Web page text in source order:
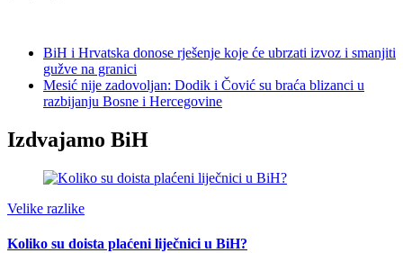
BiH i Hrvatska donose rješenje koje će ubrzati izvoz i smanjiti
gužve na granici
Mesić nije zadovoljan: Dodik i Čović su braća blizanci u
razbijanju Bosne i Hercegovine
Izdvajamo BiH
Velike razlike
Koliko su doista plaćeni liječnici u BiH?